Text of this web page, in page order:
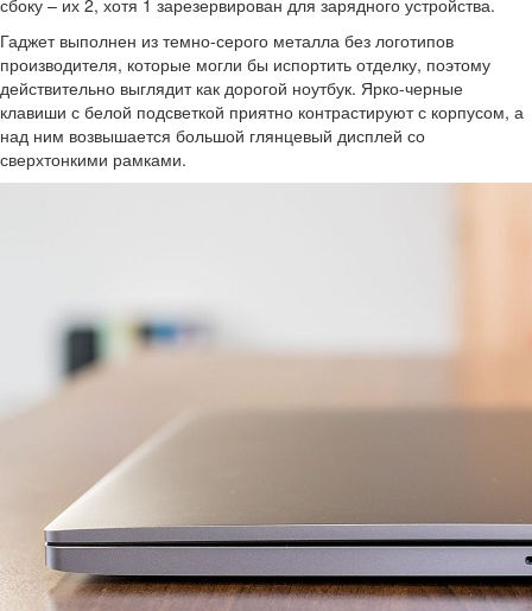
сбоку – их 2, хотя 1 зарезервирован для зарядного устройства.
Гаджет выполнен из темно-серого металла без логотипов
производителя, которые могли бы испортить отделку, поэтому
действительно выглядит как дорогой ноутбук. Ярко-черные
клавиши с белой подсветкой приятно контрастируют с корпусом, а
над ним возвышается большой глянцевый дисплей со
сверхтонкими рамками.